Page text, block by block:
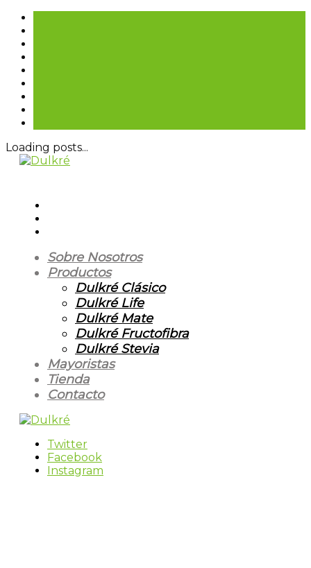
Loading posts...
Sobre Nosotros
Productos
Dulkré Clásico
Dulkré Life
Dulkré Mate
Dulkré Fructofibra
Dulkré Stevia
Mayoristas
Tienda
Contacto
Twitter
Facebook
Instagram